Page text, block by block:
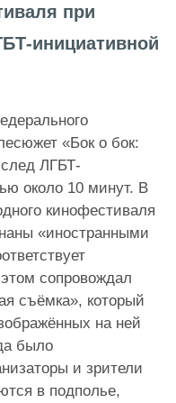
при
инициативной
«Бок о бок:
ЛГБТ-
около 10 минут. В
кинофестиваля
«иностранными
сопровождал
съёмка», который
на ней
было
и зрители
в подполье,